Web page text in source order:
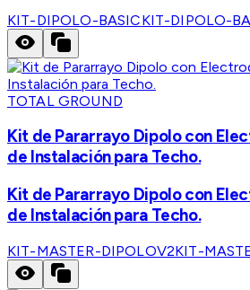
KIT-DIPOLO-BASICKIT-DIPOLO-
TOTAL GROUND
Kit de Pararrayo Dipolo con
de Instalación para Techo.
Kit de Pararrayo Dipolo con
de Instalación para Techo.
KIT-MASTER-DIPOLOV2KIT-